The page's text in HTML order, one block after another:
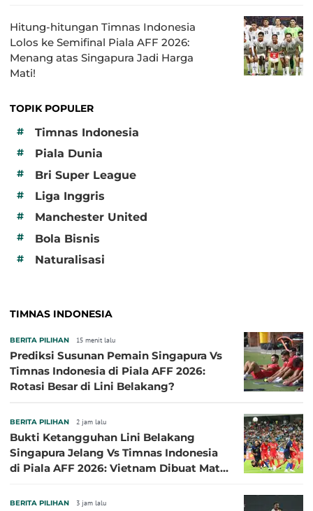
Hitung-hitungan Timnas Indonesia
Lolos ke Semifinal Piala AFF 2026:
Menang atas Singapura Jadi Harga
Mati!
TOPIK POPULER
#
Timnas Indonesia
# Piala Dunia
# Bri Super League
# Liga Inggris
# Manchester United
# Bola Bisnis
# Naturalisasi
TIMNAS INDONESIA
BERITA PILIHAN 15 menit lalu
Prediksi Susunan Pemain Singapura Vs
Timnas Indonesia di Piala AFF 2026:
Rotasi Besar di Lini Belakang?
BERITA PILIHAN 2 jam lalu
Bukti Ketangguhan Lini Belakang
Singapura Jelang Vs Timnas Indonesia
di Piala AFF 2026: Vietnam Dibuat Mati
BERITA PILIHAN 3 jam lalu